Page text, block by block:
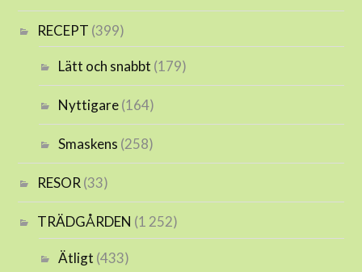
RECEPT (399)
Lätt och snabbt (179)
Nyttigare(164)
Smaskens (258)
RESOR(33)
TRÄDGÅRDEN (1 252)
Ätligt (433)